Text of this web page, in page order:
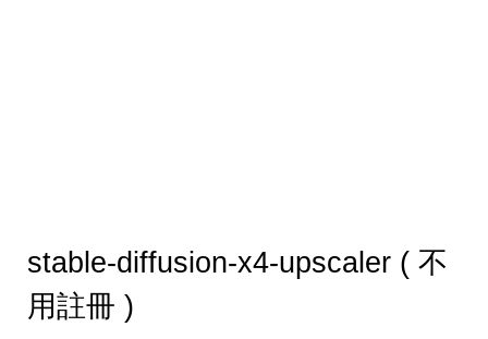
stable-diffusion-x4-upscaler ( 不
用註冊 )